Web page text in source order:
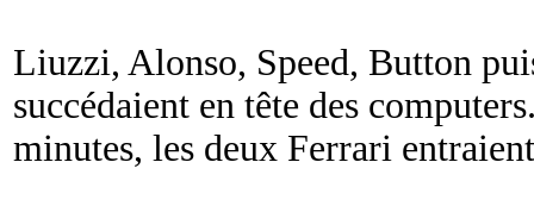
Liuzzi, Alonso, Speed, Button
succédaient en tête des
minutes, les deux Ferrari